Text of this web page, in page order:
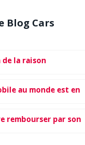
Blog Cars
de la raison
au monde est en
rembourser par son